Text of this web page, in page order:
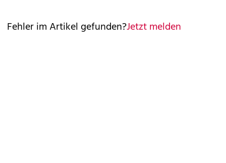
Fehler im Artikel gefunden?Jetzt melden